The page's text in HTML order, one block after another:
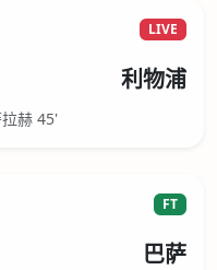
LIVE
利物浦
赫 45'
FT
巴萨